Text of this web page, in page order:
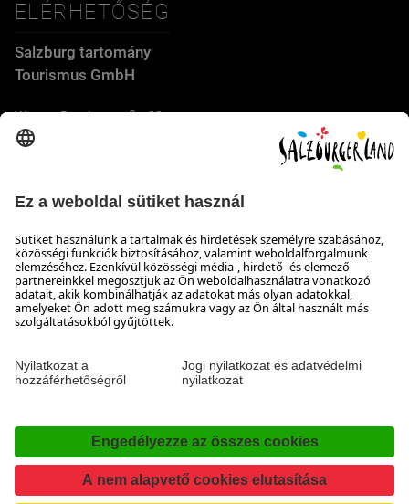
ELÉRHETŐSÉG
Salzburg tartomány
Tourismus GmbH
Wiener Bundesstraße 23
5300 Hallwang
NYITVATARTÁS
Várjuk jelentkezését
Készséggel állunk rendelkezésére hétfőtől csütörtökig 8:00-
tól 17:30-ig, pénteken 8:00-tól 17:00-ig
Elérhetőség
Nyilatkozat a hozzáférhetőségről